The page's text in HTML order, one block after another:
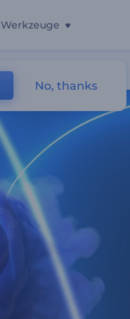
Werkzeuge
No, thanks